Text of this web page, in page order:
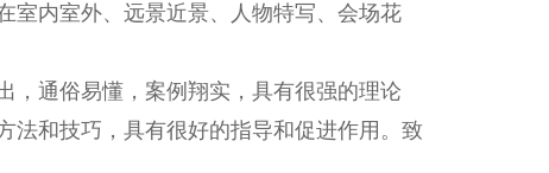
室内室外、远景近景、人物特写、会场花
通俗易懂，案例翔实，具有很强的理论
法和技巧，具有很好的指导和促进作用。致